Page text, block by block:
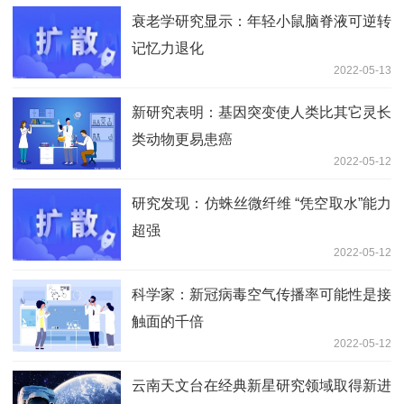
衰老学研究显示：年轻小鼠脑脊液可逆转
记忆力退化
2022-05-13
新研究表明：基因突变使人类比其它灵长
类动物更易患癌
2022-05-12
研究发现：仿蛛丝微纤维 “凭空取水”能力
超强
2022-05-12
科学家：新冠病毒空气传播率可能性是接
触面的千倍
2022-05-12
云南天文台在经典新星研究领域取得新进